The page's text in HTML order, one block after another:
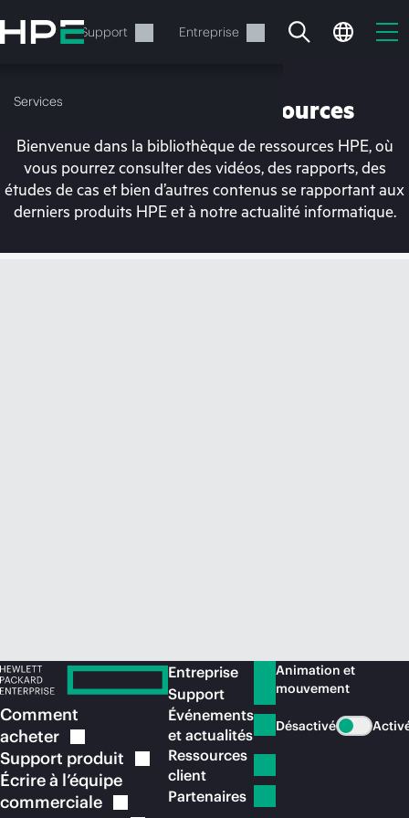
au
contenu
Services Support Entreprise
Services
Votre panier est
Bibliothèque de ressources
Bienvenue dans la bibliothèque de ressources HPE, où
vous pourrez consulter des vidéos, des rapports, des
études de cas et bien d’autres contenus se rapportant aux
derniers produits HPE et à notre actualité informatique.
Comment
acheter
Support produit
Écrire à l’équipe
commerciale
Entreprise
Support
Événements
et actualités
Ressources
client
Partenaires
Animation et
mouvement
Désactivé